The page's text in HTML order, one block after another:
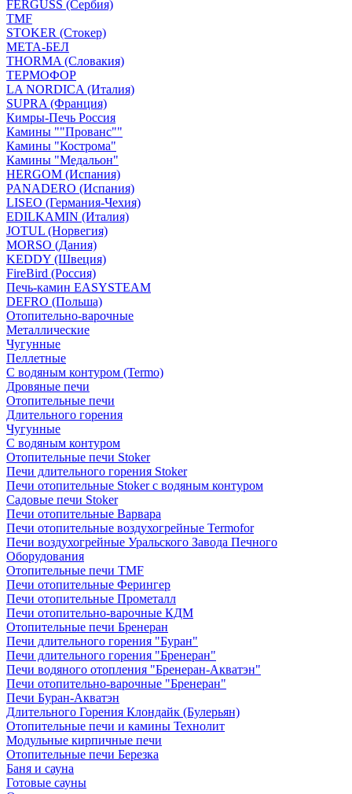
FERGUSS (Сербия)
TMF
STOKER (Стокер)
МЕТА-БЕЛ
THORMA (Словакия)
ТЕРМОФОР
LA NORDICA (Италия)
SUPRA (Франция)
Кимры-Печь Россия
Камины ""Прованс""
Камины "Кострома"
Камины "Медальон"
HERGOM (Испания)
PANADERO (Испания)
LISEO (Германия-Чехия)
EDILKAMIN (Италия)
JOTUL (Норвегия)
MORSO (Дания)
KEDDY (Швеция)
FireBird (Россия)
Печь-камин EASYSTEAM
DEFRO (Польша)
Отопительно-варочные
Металлические
Чугунные
Пеллетные
С водяным контуром (Termo)
Дровяные печи
Отопительные печи
Длительного горения
Чугунные
C водяным контуром
Отопительные печи Stoker
Печи длительного горения Stoker
Печи отопительные Stoker с водяным контуром
Садовые печи Stoker
Печи отопительные Варвара
Печи отопительные воздухогрейные Termofor
Печи воздухогрейные Уральского Завода Печного
Оборудования
Отопительные печи TMF
Печи отопительные Ферингер
Печи отопительные Прометалл
Печи отопительно-варочные КДМ
Отопительные печи Бренеран
Печи длительного горения "Буран"
Печи длительного горения "Бренеран"
Печи водяного отопления "Бренеран-Акватэн"
Печи отопительно-варочные "Бренеран"
Печи Буран-Акватэн
Длительного Горения Клондайк (Булерьян)
Отопительные печи и камины Технолит
Модульные кирпичные печи
Отопительные печи Березка
Баня и сауна
Готовые сауны